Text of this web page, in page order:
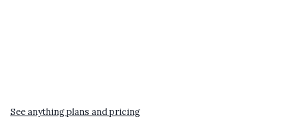
See anything plans and pricing